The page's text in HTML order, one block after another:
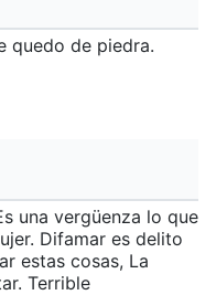
quedo de piedra.
una vergüenza lo que
Difamar es delito
estas cosas, La
Terrible